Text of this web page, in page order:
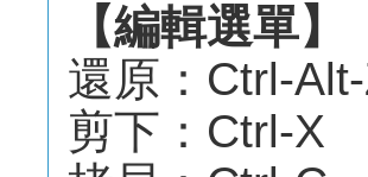
【編輯選單】
還原：Ctrl-
剪下：Ctrl-X